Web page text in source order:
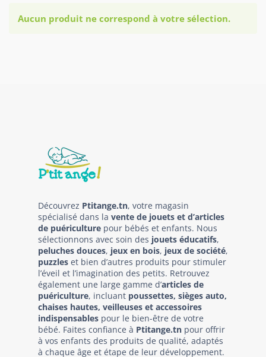
Aucun produit ne correspond à votre sélection.
Découvrez Ptitange.tn, votre magasin
spécialisé dans la vente de jouets et d’articles
de puériculture pour bébés et enfants. Nous
sélectionnons avec soin des jouets éducatifs,
peluches douces, jeux en bois, jeux de société,
puzzles et bien d’autres produits pour stimuler
l’éveil et l’imagination des petits. Retrouvez
également une large gamme d’articles de
puériculture, incluant poussettes, sièges auto,
chaises hautes, veilleuses et accessoires
indispensables pour le bien-être de votre
bébé. Faites confiance à Ptitange.tn pour offrir
à vos enfants des produits de qualité, adaptés
à chaque âge et étape de leur développement.